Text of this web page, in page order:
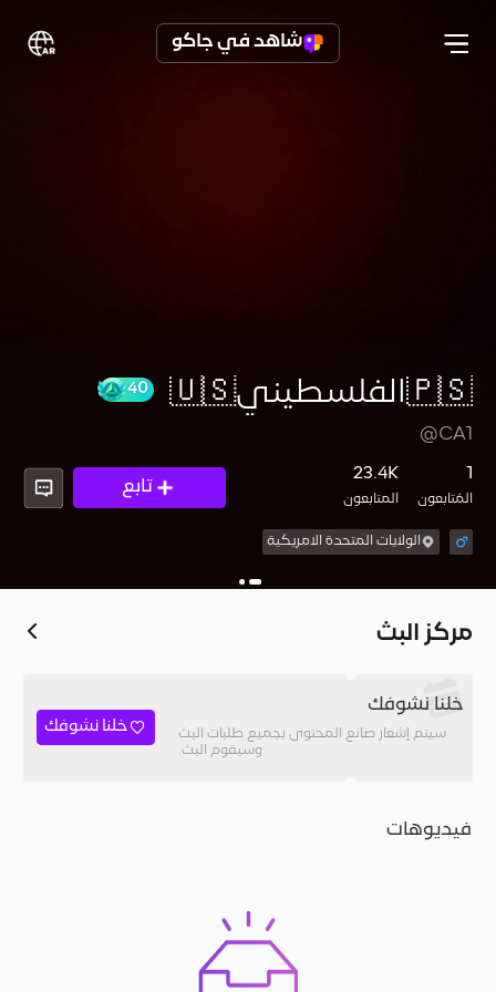
شاهد في جاكو
🇵🇸الفلسطيني🇺🇸
@CA1
1
المُتابعون
23.4K
المتابعون
تابع
الولايات المتحدة الامريكية
مركز البث
خلنا نشوفك
سيتم إشعار صانع المحتوى بجميع طلبات البث
وسيقوم البث.
خلنا نشوفك
فيديوهات